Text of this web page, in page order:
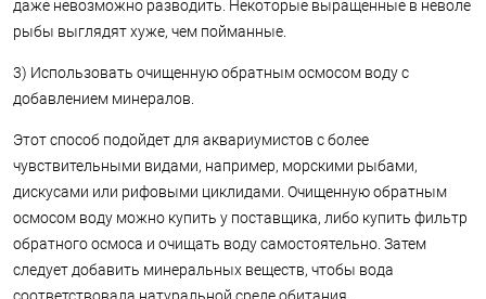
даже невозможно разводить. Некоторые выращенные в неволе
рыбы выглядят хуже, чем пойманные.
3) Использовать очищенную обратным осмосом воду с
добавлением минералов.
Этот способ подойдет для аквариумистов с более
чувствительными видами, например, морскими рыбами,
дискусами или рифовыми циклидами. Очищенную обратным
осмосом воду можно купить у поставщика, либо купить фильтр
обратного осмоса и очищать воду самостоятельно. Затем
следует добавить минеральных веществ, чтобы вода